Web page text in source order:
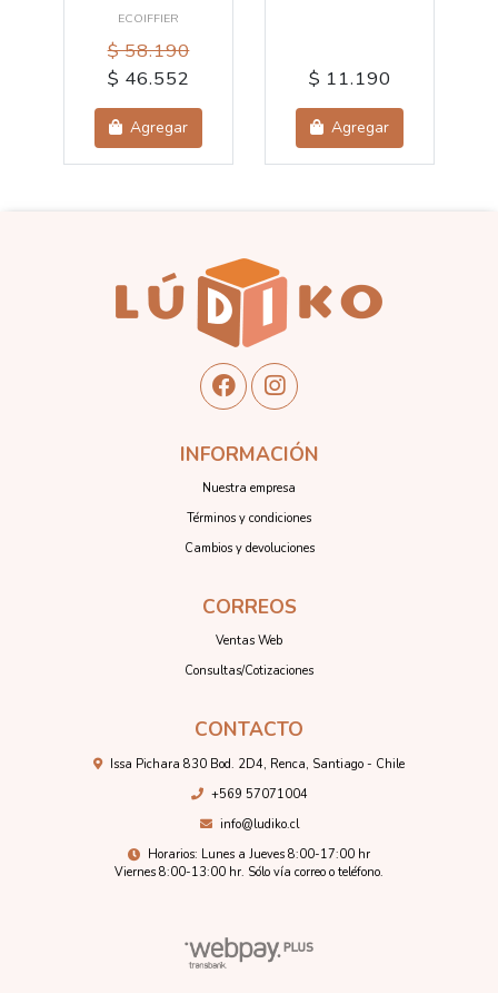
ECOIFFIER
$ 58.190
$ 46.552
Agregar
$ 11.190
Agregar
INFORMACIÓN
Nuestra empresa
Términos y condiciones
Cambios y devoluciones
CORREOS
Ventas Web
Consultas/Cotizaciones
CONTACTO
Issa Pichara 830 Bod. 2D4, Renca, Santiago - Chile
+569 57071004
info@ludiko.cl
Horarios: Lunes a Jueves 8:00-17:00 hr
Viernes 8:00-13:00 hr. Sólo vía correo o teléfono.